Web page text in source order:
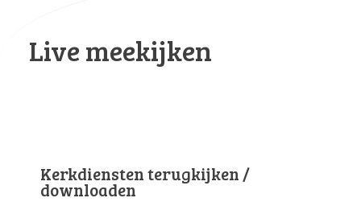
Live meekijken
Kerkdiensten terugkijken /
downloaden